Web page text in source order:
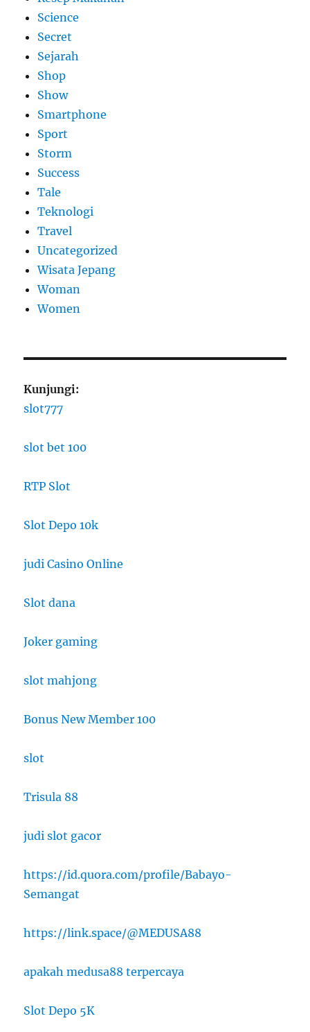
Science
Secret
Sejarah
Shop
Show
Smartphone
Sport
Storm
Success
Tale
Teknologi
Travel
Uncategorized
Wisata Jepang
Woman
Women
Kunjungi:
slot777
slot bet 100
RTP Slot
Slot Depo 10k
judi Casino Online
Slot dana
Joker gaming
slot mahjong
Bonus New Member 100
slot
Trisula 88
judi slot gacor
https://id.quora.com/profile/Babayo-
Semangat
https://link.space/@MEDUSA88
apakah medusa88 terpercaya
Slot Depo 5K